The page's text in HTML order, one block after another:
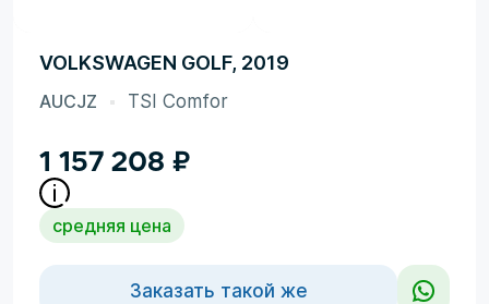
VOLKSWAGEN GOLF, 2019
AUCJZ TSI Comfor
1 157 208 ₽
средняя цена
Заказать такой же